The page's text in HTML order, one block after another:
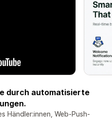
durch automatisierte
Händler:innen, Web-Push-